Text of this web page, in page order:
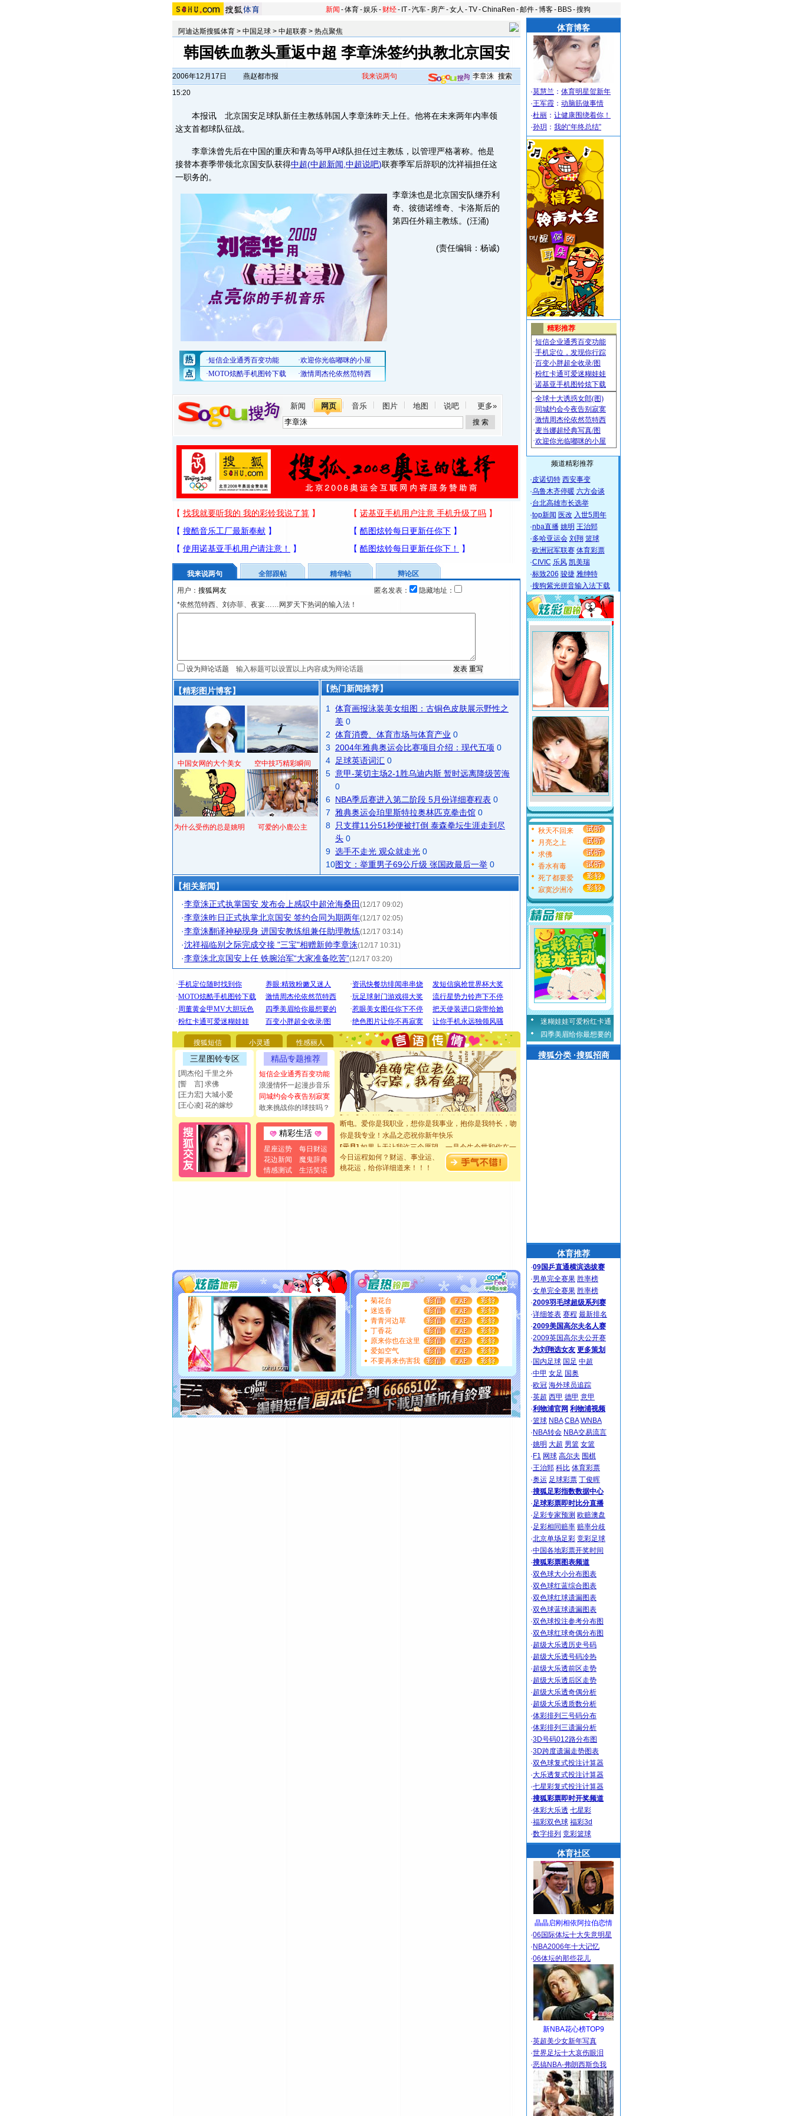
新闻 -体育-娱乐- 财经- IT-汽车- 房产-女人 -TV-ChinaRen -邮件-博客- BBS-搜狗
阿迪达斯搜狐体育 > 中国足球 > 中超联赛 > 热点聚焦
韩国铁血教头重返中超 李章洙签约执教北京国安
2006年12月17日
15:20
燕赵都市报 我来说两句
本报讯 北京国安足球队新任主教练韩国人李章洙昨天上任。他将在未来两年内率领
这支首都球队征战。
李章洙曾先后在中国的重庆和青岛等甲A球队担任过主教练，以管理严格著称。他是
接替本赛季带领北京国安队获得中超(中超新闻 中超说吧)联赛季军后辞职的沈祥福担任这
一职务的。
李章洙也是北京国安队继乔利
奇、彼德诺维奇、卡洛斯后的
第四任外籍主教练。(汪涌)
(责任编辑：杨诚)
新闻 网页 音乐 图片 地图 说吧 更多»
我来说两句 全部跟帖 精华帖
辩论区
用户：
匿名发表：
隐藏地址：
*依然范特西、刘亦菲、夜宴……网罗天下热词的输入法！
设为辩论话题
【精彩图片博客】
中国女网的大个美女 空中技巧精彩瞬间
为什么受伤的总是姚明 可爱的小鹿公主
【热门新闻推荐】
1
体育画报泳装美女组图：古铜色皮肤展示野性之
美 0
2 体育消费、体育市场与体育产业 0
3
2004年雅典奥运会比赛项目介绍：现代五项 0
4
足球英语词汇 0
5 意甲-莱切主场2-1胜乌迪内斯 暂时远离降级苦海
0
6 NBA季后赛进入第二阶段 5月份详细赛程表 0
7
雅典奥运会珀里斯特拉奥林匹克拳击馆 0
8
只支撑11分51秒便被打倒 泰森拳坛生涯走到尽
头 0
9 选手不走光 观众就走光 0
10图文：举重男子69公斤级 张国政最后一举 0
【相关新闻】
·李章洙正式执掌国安 发布会上感叹中超沧海桑田 (12/17 09:02)
·李章洙昨日正式执掌北京国安 签约合同为期两年(12/17 02:05)
·李章洙翻译神秘现身 进国安教练组兼任助理教练(12/17 03:14)
·沈祥福临别之际完成交接 "三宝"相赠新帅李章洙(12/17 10:31)
·李章洙北京国安上任 铁腕治军“大家准备吃苦”(12/17 03:20)
搜狐短信 小灵通 性感丽人
三星图铃专区
[周杰伦] 千里之外
[誓 言] 求佛
[王力宏] 大城小爱
[王心凌] 花的嫁纱
精品专题推荐
短信企业通秀百变功能
浪漫情怀一起漫步音乐
同城约会今夜告别寂寞
敢来挑战你的球技吗？
精彩生活
星座运势
每日财运
花边新闻
魔鬼辞典
情感测试
生活笑话
[圣诞节]圣诞节到了，想想没什么送给你的，又不打算给
你太多，只有给你五千万：千万快乐！千万要健康！千万
要平安！千万要知足！千万不要忘记我！
[圣诞节]不只这样的日子才会想起你,而是这样的日子才
能正大光明地骚扰你,告诉你,圣诞要快乐!新年要快乐!天天
都要快乐噢!
[圣诞节]
奉上一颗祝福的心,在这个特别的日子里,愿幸福,
如意,快乐,鲜花,一切美好的祝愿与你同在.圣诞快乐!
[元旦]看到你我会触电；看不到你我要充电；没有你我会
断电。爱你是我职业，想你是我事业，抱你是我特长，吻
你是我专业！水晶之恋祝你新年快乐
[元旦]如果上天让我许三个愿望，一是今生今世和你在一
起；二是再生再世和你在一起；三是三生三世和你不再分
离。水晶之恋祝你新年快乐
送你一棵薰衣草，愿你新年快乐！
[圣诞节]圣诞节到了，想想没什么送给你的，又不打算给
你太多，只有给你五千万：千万快乐！千万要健康！千万
要平安！千万要知足！千万不要忘记我！
[圣诞节]
不只这样的日子才会想起你,而是这样的日子才
能正大光明地骚扰你,告诉你,圣诞要快乐!新年要快乐!天天
都要快乐噢!
[圣诞节]奉上一颗祝福的心,在这个特别的日子里,愿幸福,
如意,快乐,鲜花,一切美好的祝愿与你同在.圣诞快乐!
[元旦]看到你我会触电；看不到你我要充电；没有你我会
断电。爱你是我职业，想你是我事业，抱你是我特长，吻
你是我专业！水晶之恋祝你新年快乐
[元旦]如果上天让我许三个愿望，一是今生今世和你在一
今日运程如何？财运、事业运、
桃花运，给你详细道来！！！
菊花台
迷迭香
青青河边草
丁香花
原来你也在这里
爱如空气
不要再来伤害我
体育博客
·莫慧兰 ： 体育明星贺新年
·王军霞 ： 动脑筋做事情
·杜丽 ： 让健康围绕着你！
·孙玥 ： 我的“年终总结”
频道精彩推荐
·皮诺切特 西安事变
·乌鲁木齐停暖 六方会谈
·台北高雄市长选举
·top新闻 医改 入世5周年
·nba直播 姚明 王治郅
·多哈亚运会 刘翔 篮球
·欧洲冠军联赛 体育彩票
·CIVIC 乐风 凯美瑞
·标致206 骏捷 雅绅特
·搜狗紫光拼音输入法下载
秋天不回来
月亮之上
求佛
香水有毒
死了都要爱
寂寞沙洲冷
迷糊娃娃可爱粉红卡通
四季美眉给你最想要的
搜狐分类 ·搜狐招商
体育推荐
·09国乒直通横滨选拔赛
·男单完全赛果 胜率榜
·女单完全赛果 胜率榜
·2009羽毛球超级系列赛
·详细签表 赛程 最新排名
·2009美国高尔夫名人赛
·2009英国高尔夫公开赛
·为刘翔选女友 更多策划
· 国内足球 国足 中超
·中甲 女足 国奥
·欧冠 海外球员追踪
·英超 西甲 德甲 意甲
·利物浦官网 利物浦视频
·篮球 NBA CBA WNBA
· NBA转会 NBA交易流言
·姚明 大超 男篮 女篮
· F1 网球 高尔夫 围棋
·王治郅 科比 体育彩票
·奥运 足球彩票 丁俊晖
·搜狐足彩指数数据中心
·足球彩票即时比分直播
·足彩专家预测 欧赔澳盘
·足彩相同赔率 赔率分歧
·北京单场足彩 竞彩足球
·中国各地彩票开奖时间
·搜狐彩票图表频道
·双色球大小分布图表
·双色球红蓝综合图表
·双色球红球遗漏图表
·双色球蓝球遗漏图表
·双色球投注参考分布图
·双色球红球奇偶分布图
·超级大乐透历史号码
·超级大乐透号码冷热
·超级大乐透前区走势
·超级大乐透后区走势
·超级大乐透奇偶分析
·超级大乐透质数分析
·体彩排列三号码分布
·体彩排列三遗漏分析
·3D号码012路分布图
·3D跨度遗漏走势图表
·双色球复式投注计算器
·大乐透复式投注计算器
·七星彩复式投注计算器
·搜狐彩票即时开奖频道
·体彩大乐透 七星彩
·福彩双色球 福彩3d
·数字排列 竞彩篮球
体育社区
晶晶启刚相依阿拉伯恋情
·06国际体坛十大失意明星
· NBA2006年十大记忆
·06体坛的那些花儿
新NBA花心榜TOP9
·英超美少女新年写真
·世界足坛十大哀伤眼泪
·恶搞NBA-弗朗西斯负我